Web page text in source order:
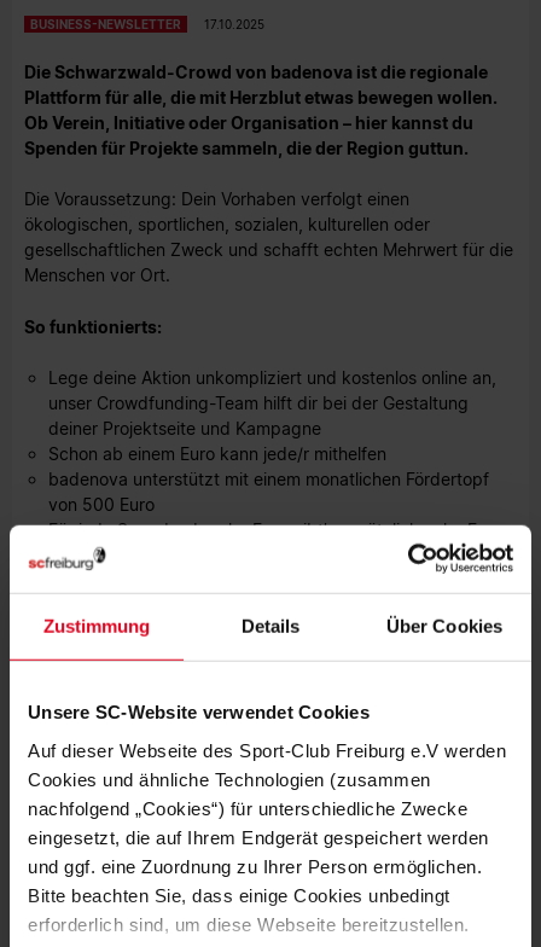
Zustimmung Details Über Cookies
Unsere SC-Website verwendet Cookies
Auf dieser Webseite des Sport-Club Freiburg e.V werden
Cookies und ähnliche Technologien (zusammen
nachfolgend „Cookies“) für unterschiedliche Zwecke
eingesetzt, die auf Ihrem Endgerät gespeichert werden
und ggf. eine Zuordnung zu Ihrer Person ermöglichen.
Bitte beachten Sie, dass einige Cookies unbedingt
erforderlich sind, um diese Webseite bereitzustellen.
BUSINESS-NEWSLETTER 17.10.2025
Die Schwarzwald-Crowd von badenova ist die regionale
Plattform für alle, die mit Herzblut etwas bewegen wollen.
Ob Verein, Initiative oder Organisation – hier kannst du
Spenden für Projekte sammeln, die der Region guttun.
Die Voraussetzung: Dein Vorhaben verfolgt einen
ökologischen, sportlichen, sozialen, kulturellen oder
gesellschaftlichen Zweck und schafft echten Mehrwert für die
Menschen vor Ort.
So funktionierts:
Lege deine Aktion unkompliziert und kostenlos online an,
unser Crowdfunding-Team hilft dir bei der Gestaltung
deiner Projektseite und Kampagne
Schon ab einem Euro kann jede/r mithelfen
badenova unterstützt mit einem monatlichen Fördertopf
von 500 Euro
Für jede Spende ab zehn Euro gibt’s zusätzlich zehn Euro
obendrauf
Freiburg: Für jedes Heimtor der Bundesligateams der Frauen
und Männer des SC Freiburg fließen 100 Euro extra in den
zum Volltreffer für gute Ideen.
Schon über 287.500 Euro wurden für 61 Herzensprojekte
gesammelt. Jetzt bist du dran: Teile deine Idee, begeistere
Unterstützer*innen und bring dein Projekt ins Rollen.
Gemeinsam können wir Großes bewegen.
ZUR WEBSITE